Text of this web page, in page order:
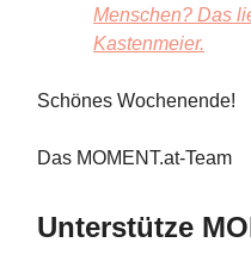
Menschen? Das
Kastenmeier.
Schönes Wochenende!
Das MOMENT.at-Team
Unterstütze